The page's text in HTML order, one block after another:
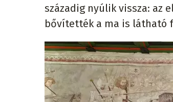
századig nyúlik vissza: az
bővítették a ma is látható